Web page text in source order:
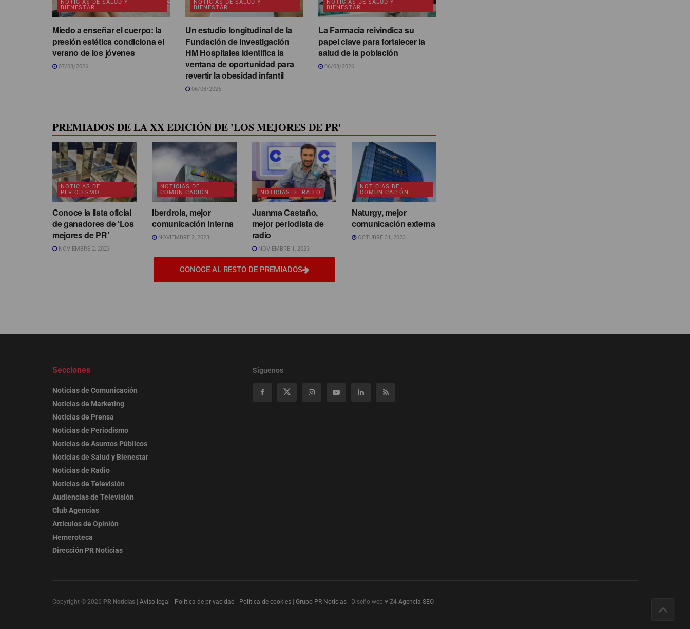
NOTICIAS DE SALUD Y
BIENESTAR
Miedo a enseñar el cuerpo: la
presión estética condiciona el
verano de los jóvenes
07/08/2026
NOTICIAS DE SALUD Y
BIENESTAR
Un estudio longitudinal de la
Fundación de Investigación
HM Hospitales identifica la
ventana de oportunidad para
revertir la obesidad infantil
06/08/2026
NOTICIAS DE SALUD Y
BIENESTAR
La Farmacia reivindica su
papel clave para fortalecer la
salud de la población
06/08/2026
PREMIADOS DE LA XX EDICIÓN DE 'LOS MEJORES DE PR'
NOTICIAS DE
PERIODISMO
Conoce la lista oficial
de ganadores de ‘Los
mejores de PR’
NOVIEMBRE 2, 2023
NOTICIAS DE
COMUNICACIÓN
Iberdrola, mejor
comunicación interna
NOVIEMBRE 2, 2023
NOTICIAS DE RADIO
Juanma Castaño,
mejor periodista de
radio
NOVIEMBRE 1, 2023
NOTICIAS DE
COMUNICACIÓN
Naturgy, mejor
comunicación externa
OCTUBRE 31, 2023
CONOCE AL RESTO DE PREMIADOS
Secciones
Noticias de Comunicación
Noticias de Marketing
Noticias de Prensa
Noticias de Periodismo
Noticias de Asuntos Públicos
Noticias de Salud y Bienestar
Noticias de Radio
Noticias de Televisión
Audiencias de Televisión
Club Agencias
Artículos de Opinión
Hemeroteca
Dirección PR Noticias
Síguenos
Copyright © 2026 PR Noticias Aviso legal Política de privacidad Política de cookies Grupo PR Noticias | Diseño web ♥ Z4 Agencia SEO